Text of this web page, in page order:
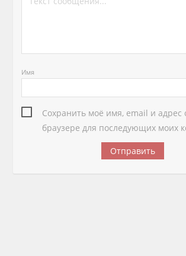
Имя
Сохранить моё имя, email и адрес
браузере для последующих моих